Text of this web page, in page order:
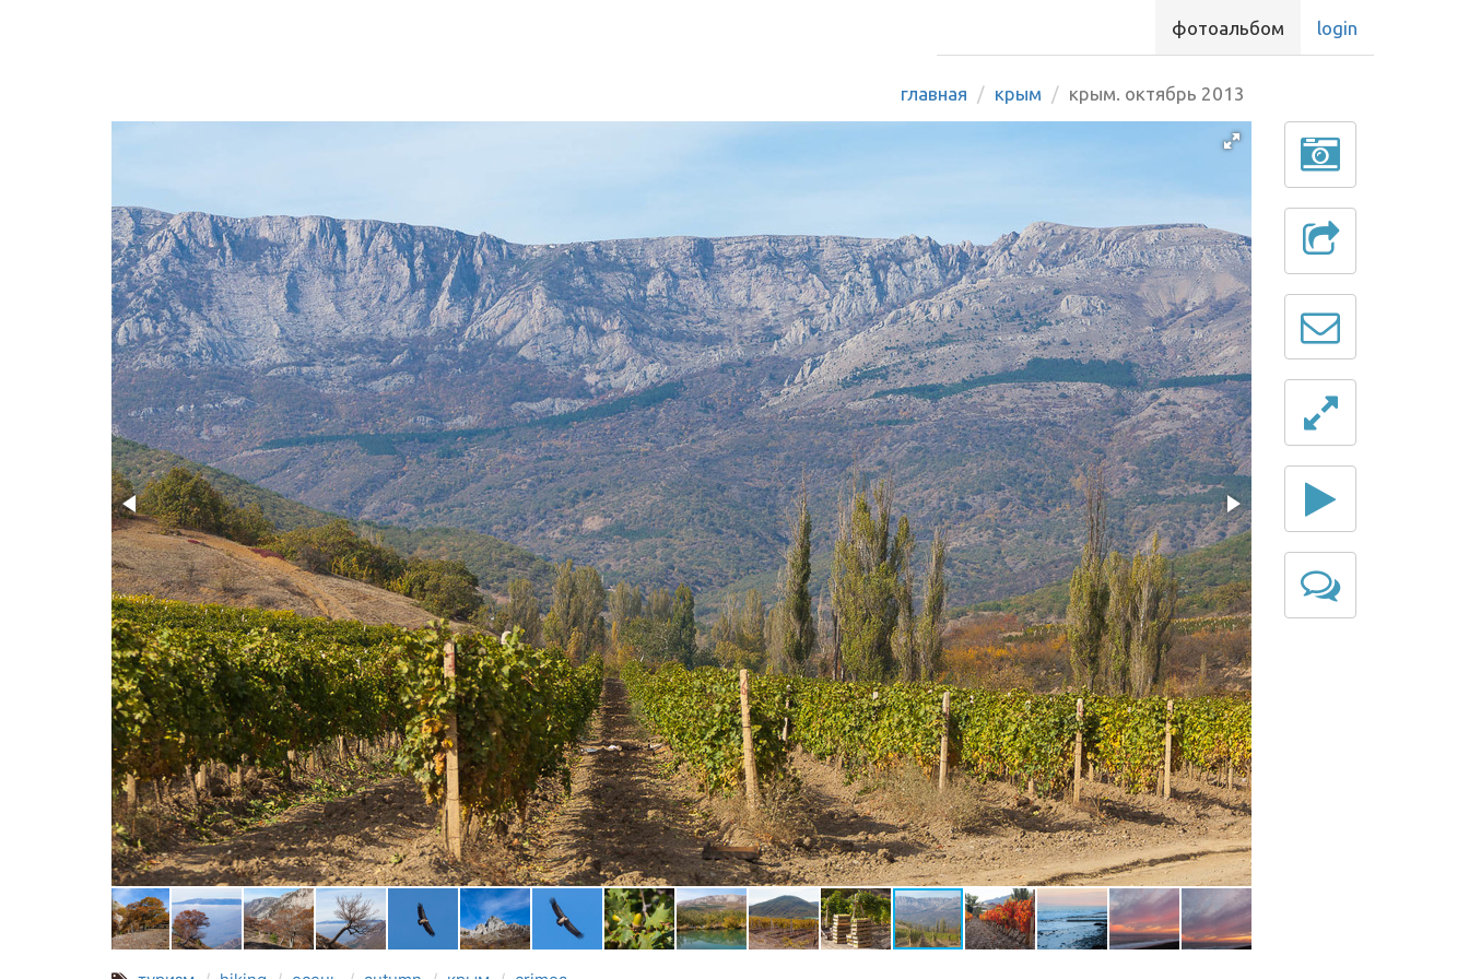
фотоальбом login
главная крым крым. октябрь 2013